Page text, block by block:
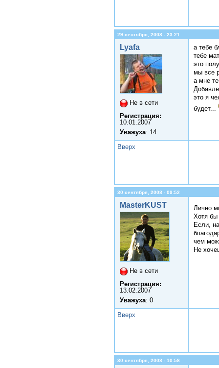
29 сентября, 2008 - 23:21
Lyafa
Не в сети
Регистрация:
10.01.2007
Уважуха: 14
а тебе
тебе
это
мы все
а мне
это я
будет...
Вверх
30 сентября, 2008 - 09:52
MasterKUST
Не в сети
Регистрация:
13.02.2007
Уважуха: 0
Лично
Хотя бы
Если,
чем
Не
Вверх
30 сентября, 2008 - 10:58